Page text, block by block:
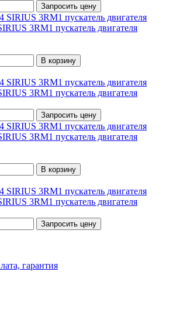
Запросить цену
3RM1 пускатель двигателя
В корзину
3RM1 пускатель двигателя
Запросить цену
3RM1 пускатель двигателя
В корзину
3RM1 пускатель двигателя
Запросить цену
гарантия